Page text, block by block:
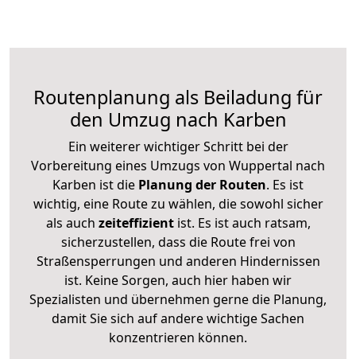
Routenplanung als Beiladung für
den Umzug nach Karben
Ein weiterer wichtiger Schritt bei der
Vorbereitung eines Umzugs von Wuppertal nach
Karben ist die Planung der Routen. Es ist
wichtig, eine Route zu wählen, die sowohl sicher
als auch zeiteffizientist. Es ist auch ratsam,
sicherzustellen, dass die Route frei von
Straßensperrungen und anderen Hindernissen
ist. Keine Sorgen, auch hier haben wir
Spezialisten und übernehmen gerne die Planung,
damit Sie sich auf andere wichtige Sachen
konzentrieren können.